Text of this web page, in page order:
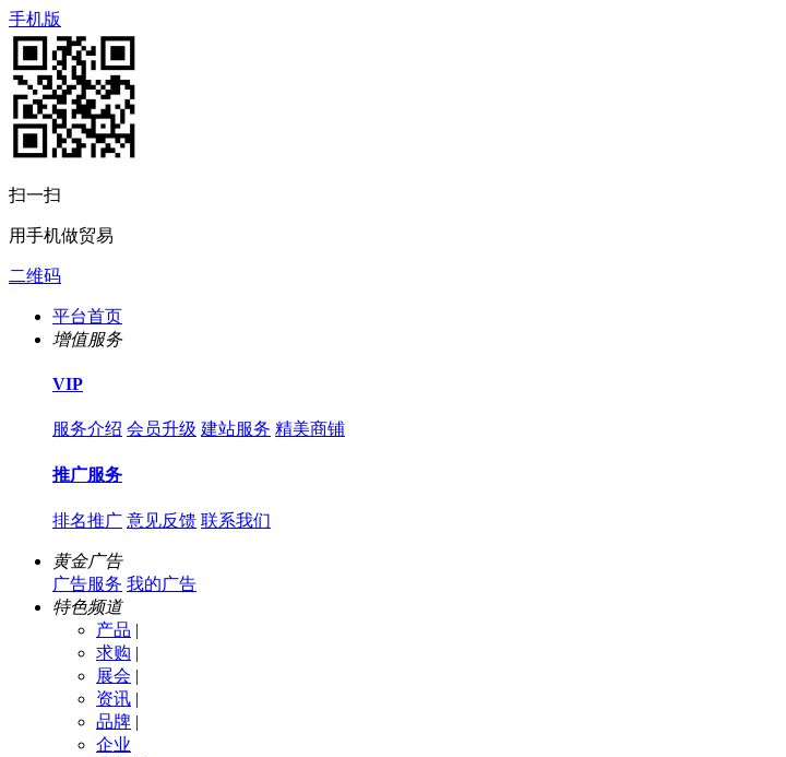
手机版
扫一扫
用手机做贸易
二维码
平台首页
增值服务
VIP
服务介绍 会员升级 建站服务 精美商铺
推广服务
排名推广 意见反馈 联系我们
黄金广告
广告服务 我的广告
特色频道
产品 |
求购 |
展会 |
资讯 |
品牌 |
企业